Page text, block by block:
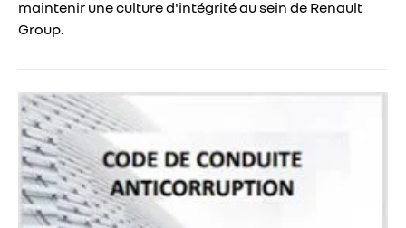
maintenir une culture d'intégrité au sein de Renault
Group.